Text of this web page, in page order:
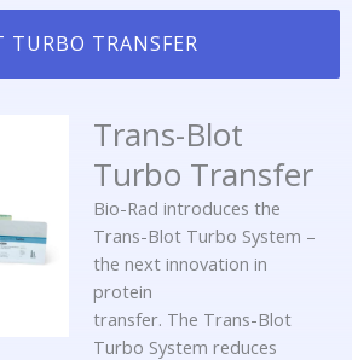
TURBO TRANSFER
Trans-Blot
Turbo Transfer
Bio-Rad introduces the
Trans-Blot Turbo System –
the next innovation in
protein
transfer. The Trans-Blot
Turbo System reduces